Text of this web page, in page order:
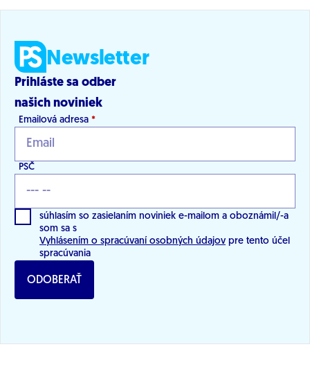
Newsletter
Prihláste sa odber
našich noviniek
Emailová adresa *
PSČ
súhlasím so zasielaním noviniek e-mailom a oboznámil/-a
som sa s
Vyhlásením o spracúvaní osobných údajov pre tento účel
spracúvania
ODOBERAŤ